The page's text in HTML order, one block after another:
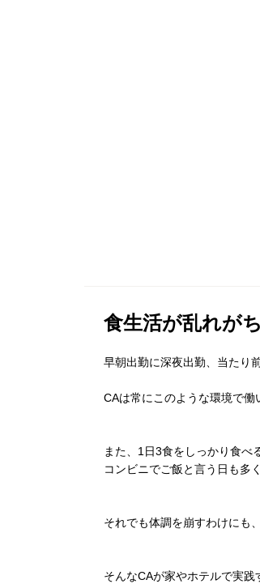
食生活が乱れが
早朝出勤に深夜出勤、当たり
CAは常にこのような環境で働
また、1日3食をしっかり食べ
コンビニでご飯と言う日も多
それでも体調を崩すわけにも
そんなCAが家やホテルで実践